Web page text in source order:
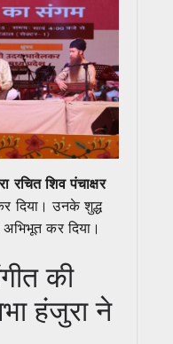
रचित शिव पंचाक्षर
दिया। उनके शुद्ध
कर दिया।
की
हंजुरा ने